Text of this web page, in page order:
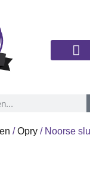
/ Opry / Noorse